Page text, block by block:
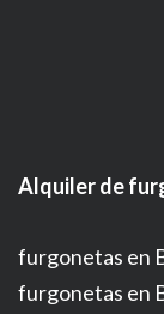
Alquiler de
furgonetas en
furgonetas en